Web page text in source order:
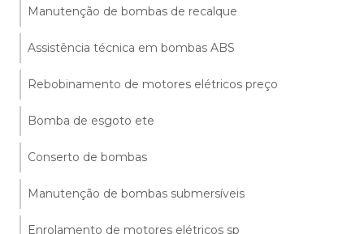
Manutenção de bombas de recalque
Assistência técnica em bombas ABS
Rebobinamento de motores elétricos preço
Bomba de esgoto ete
Conserto de bombas
Manutenção de bombas submersíveis
Enrolamento de motores elétricos sp